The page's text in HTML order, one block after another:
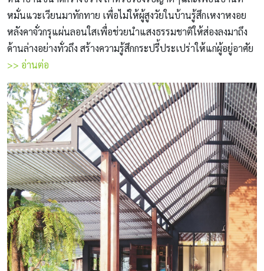
หมั่นแวะเวียนมาทักทาย เพื่อไม่ให้ผู้สูงวัยในบ้านรู้สึกเหงาหงอย
หลังคาจั่วกรุแผ่นลอนใสเพื่อช่วยนำแสงธรรมชาติให้ส่องลงมาถึง
ด้านล่างอย่างทั่วถึง สร้างความรู้สึกกระปรี้ประเปร่าให้แก่ผู้อยู่อาศัย
>> อ่านต่อ